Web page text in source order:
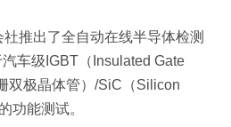
出了全自动在线半导体检测
车级IGBT（Insulated Gate
双极晶体管）/SiC（Silicon
功能测试。